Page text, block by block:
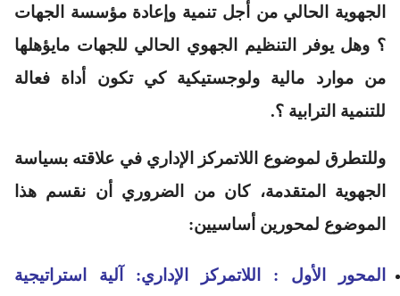
الجهوية الحالي من أجل تنمية وإعادة مؤسسة الجهات
؟ وهل يوفر التنظيم الجهوي الحالي للجهات مايؤهلها
من موارد مالية ولوجستيكية كي تكون أداة فعالة
للتنمية الترابية ؟.
وللتطرق لموضوع اللاتمركز الإداري في علاقته بسياسة
الجهوية المتقدمة، كان من الضروري أن نقسم هذا
الموضوع لمحورين أساسيين:
المحور الأول : اللاتمركز الإداري: آلية استراتيجية